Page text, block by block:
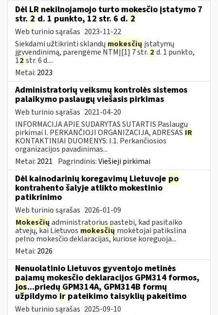
Dėl LR nekilnojamojo turto mokesčio įstatymo 7
str. 2 d. 1 punkto, 12 str. 6 d. 2
Web turinio sąrašas 2023-11-22
Siekdami užtikrinti sklandų mokesčių įstatymų
įgyvendinimą, parengėme NTMĮ[1] 7 str. 2 d. 1 punkto,
12 str. 6 d....
Metai: 2023
Administratorių veiksmų kontrolės sistemos
palaikymo paslaugų viešasis pirkimas
Web turinio sąrašas 2021-04-20
INFORMACIJA APIE SUDARYTAS SUTARTIS Paslaugų
pirkimai I. PERKANČIOJI ORGANIZACIJA, ADRESAS IR
KONTAKTINIAI DUOMENYS: I.1. Perkančiosios
organizacijos pavadinimas...
Metai: 2021 Pagrindinis:Viešieji pirkimai
Dėl kainodarinių koregavimų Lietuvoje po
kontrahento šalyje atlikto mokestinio
patikrinimo
Web turinio sąrašas 2026-01-09
Mokesčių administratorius pastebi, kad pasitaiko
atvejų, kai Lietuvos mokesčių mokėtojai patikslina
pelno mokesčio deklaracijas, kuriose koreguoja...
Metai: 2026
Nenuolatinio Lietuvos gyventojo metinės
pajamų mokesčio deklaracijos GPM314 formos,
jos...priedų GPM314A, GPM314B formų
užpildymo ir pateikimo taisyklių pakeitimo
Web turinio sąrašas 2025-09-10